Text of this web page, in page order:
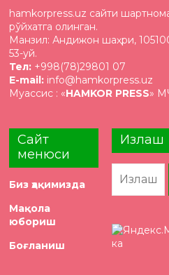
hamkorpress.uz сайти
рўйхатга олинган.
Манзил: Андижон шаҳри,
53-уй.
Тел: +998(78)29801 07
E-mail: info@hamkorpress.uz
Муассис : «HAMKOR PRESS»
Сайт
менюси
Биз ҳақимизда
Мақола
юбориш
Боғланиш
Излаш